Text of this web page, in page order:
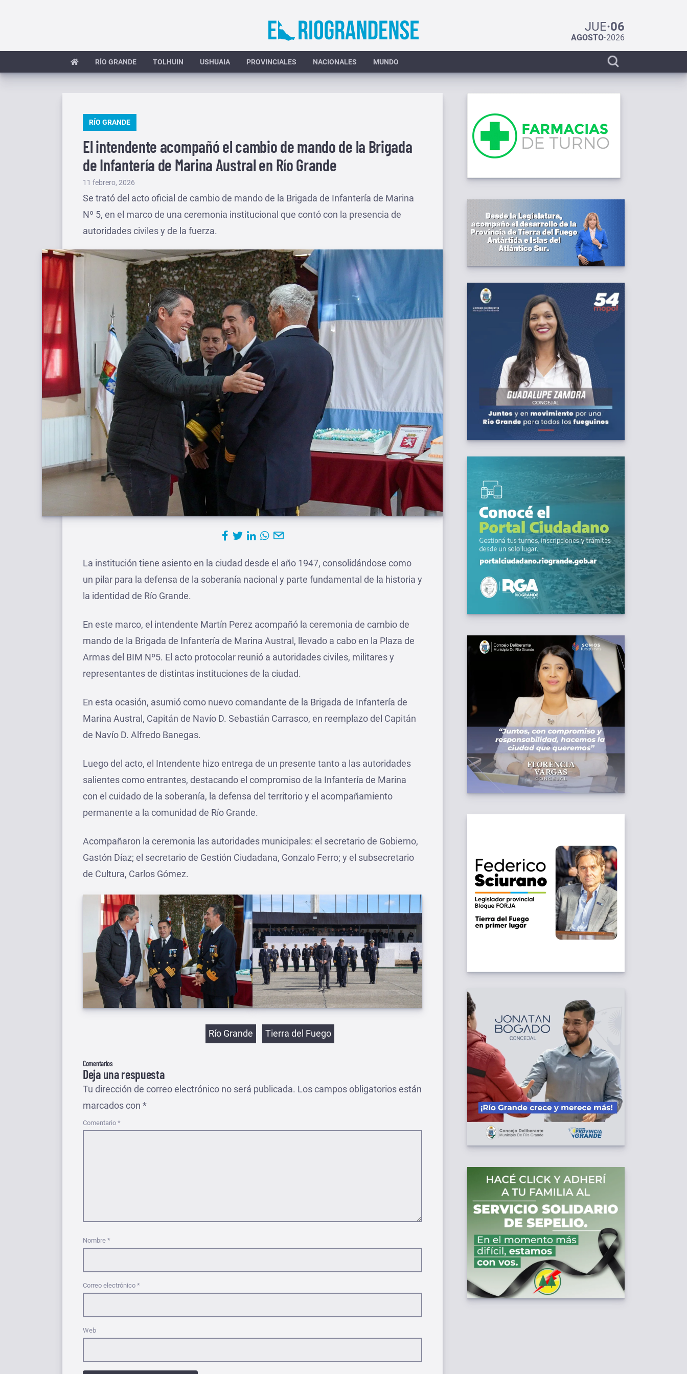
JUE·06
AGOSTO·2026
RÍO GRANDE TOLHUIN USHUAIA PROVINCIALES NACIONALES MUNDO
Display
search
PUBLICADO
RÍO GRANDE
El intendente acompañó el cambio de mando de la Brigada
de Infantería de Marina Austral en Río Grande
Publicado
el
11 febrero, 2026
Se trató del acto oficial de cambio de mando de la Brigada de Infantería de Marina
Nº 5, en el marco de una ceremonia institucional que contó con la presencia de
autoridades civiles y de la fuerza.
La institución tiene asiento en la ciudad desde el año 1947, consolidándose como
un pilar para la defensa de la soberanía nacional y parte fundamental de la historia y
la identidad de Río Grande.
En este marco, el intendente Martín Perez acompañó la ceremonia de cambio de
mando de la Brigada de Infantería de Marina Austral, llevado a cabo en la Plaza de
Armas del BIM Nº5. El acto protocolar reunió a autoridades civiles, militares y
representantes de distintas instituciones de la ciudad.
En esta ocasión, asumió como nuevo comandante de la Brigada de Infantería de
Marina Austral, Capitán de Navío D. Sebastián Carrasco, en reemplazo del Capitán
de Navío D. Alfredo Banegas.
Luego del acto, el Intendente hizo entrega de un presente tanto a las autoridades
salientes como entrantes, destacando el compromiso de la Infantería de Marina
con el cuidado de la soberanía, la defensa del territorio y el acompañamiento
permanente a la comunidad de Río Grande.
Acompañaron la ceremonia las autoridades municipales: el secretario de Gobierno,
Gastón Díaz; el secretario de Gestión Ciudadana, Gonzalo Ferro; y el subsecretario
de Cultura, Carlos Gómez.
Etiquetas
Río Grande Tierra del Fuego
Comentarios
Deja una respuesta
Tu dirección de correo electrónico no será publicada. Los campos obligatorios están
marcados con *
Comentario *
Nombre *
Correo electrónico *
Web